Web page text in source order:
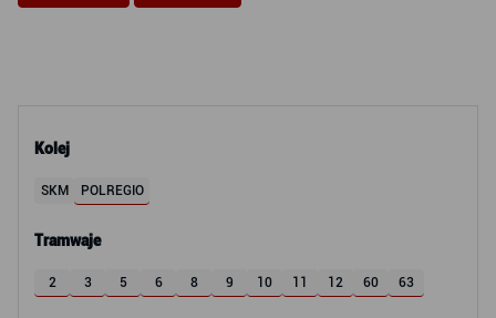
Kolej
SKM POLREGIO
Tramwaje
2 3 5 6 8 9 10 11 12 60 63